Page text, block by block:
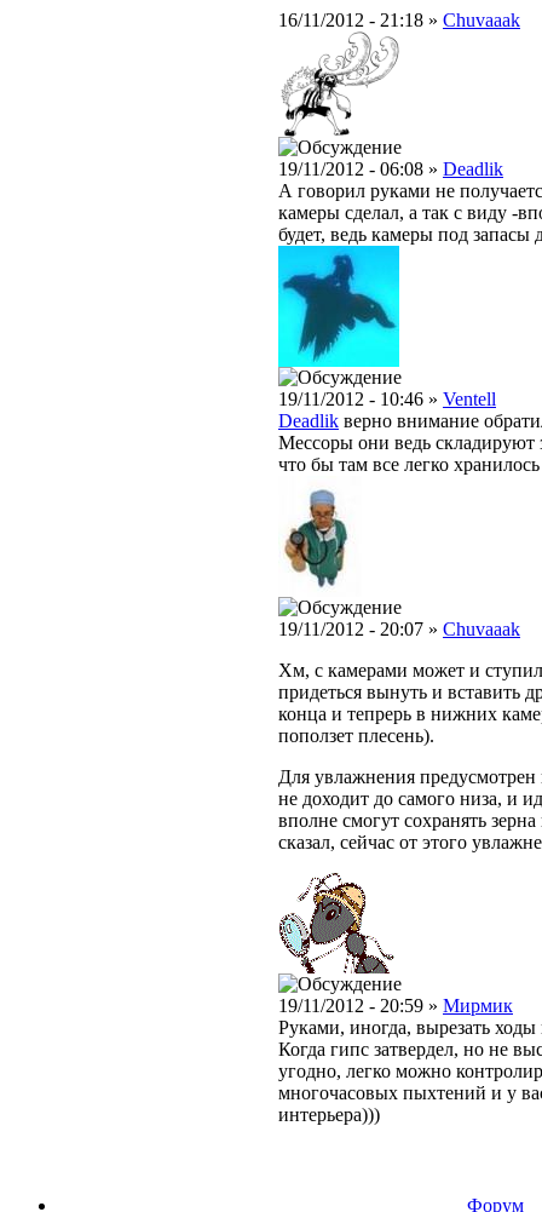
16/11/2012 - 21:18 » Chuvaaak
19/11/2012 - 06:08 » Deadlik
А говорил руками не
камеры сделал, а так с виду -
будет, ведь камеры под
19/11/2012 - 10:46 » Ventell
Deadlik верно внимание
Мессоры они ведь
что бы там все легко
19/11/2012 - 20:07 » Chuvaaak
Хм, с камерами может и
придеться вынуть и вставить
конца и тепрерь в нижних
поползет плесень).
Для увлажнения
не доходит до самого низа, и
вполне смогут сохранять
сказал, сейчас от этого
19/11/2012 - 20:59 » Мирмик
Руками, иногда, вырезать
Когда гипс затвердел, но не
угодно, легко можно
многочасовых пыхтений и у
интерьера)))
Форум